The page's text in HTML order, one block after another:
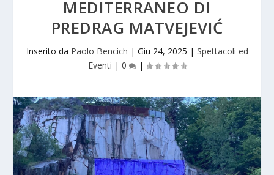
MEDITERRANEO DI
PREDRAG MATVEJEVIĆ
Inserito da Paolo Bencich | Giu 24, 2025 | Spettacoli ed
Eventi | 0 |